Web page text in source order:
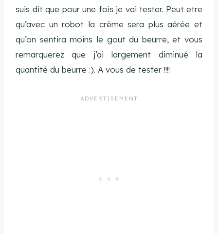
suis dit que pour une fois je vai tester. Peut etre
qu’avec un robot la crème sera plus aérée et
qu’on sentira moins le gout du beurre, et vous
remarquerez que j’ai largement diminué la
quantité du beurre :). A vous de tester !!!!